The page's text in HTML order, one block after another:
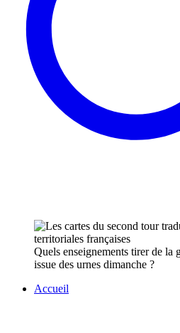
Quels enseignements tirer de la
issue des urnes dimanche ?
Accueil